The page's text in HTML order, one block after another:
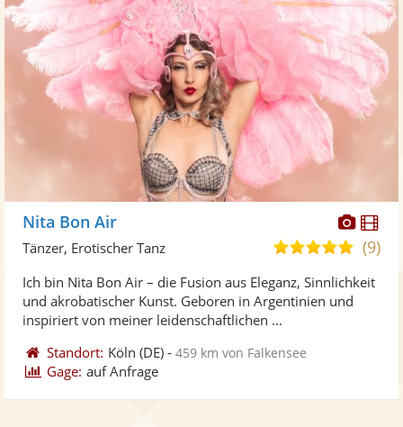
Fotos
Nita Bon Air
4,8
5
(9)
Tänzer, Erotischer Tanz
Ich bin Nita Bon Air – die Fusion aus Eleganz, Sinnlichkeit
und akrobatischer Kunst. Geboren in Argentinien und
inspiriert von meiner leidenschaftlichen ...
Standort: Köln (DE) -459 km von Falkensee
Gage: auf Anfrage